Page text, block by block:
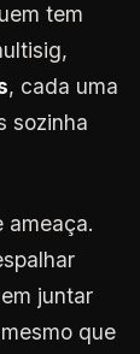
tem
, cada uma
sozinha
ameaça.
juntar
que